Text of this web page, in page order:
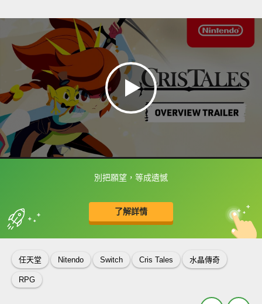
別把願望，等成遺憾
了解詳情
框選或點兩下字幕可以直接查字典喔！
收錄佳句 中
英
任天堂 Nitendo Switch Cris Tales 水晶傳奇
RPG